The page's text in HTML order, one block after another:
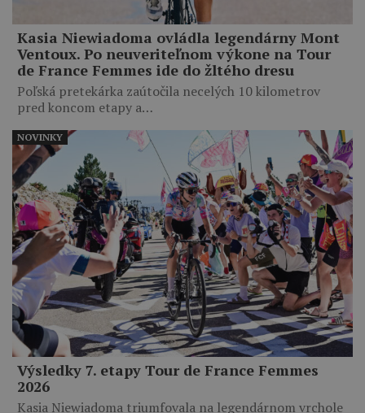
Kasia Niewiadoma ovládla legendárny Mont
Ventoux. Po neuveriteľnom výkone na Tour
de France Femmes ide do žltého dresu
Poľská pretekárka zaútočila necelých 10 kilometrov
pred koncom etapy a…
Výsledky 7. etapy Tour de France Femmes
2026
Kasia Niewiadoma triumfovala na legendárnom vrchole
NOVINKY